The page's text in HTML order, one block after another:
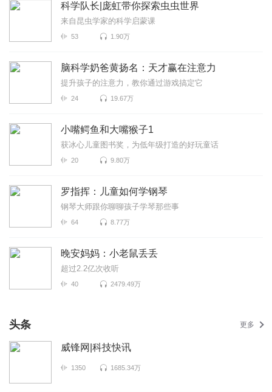
科学队长|庞虹带你探索虫虫世界
来自昆虫学家的科学启蒙课
53 1.90万
脑科学奶爸黄扬名：天才赢在注意力
提升孩子的注意力，教你通过游戏搞定它
24 19.67万
小嘴鳄鱼和大嘴猴子1
获冰心儿童图书奖，为低年级打造的好玩童话
20 9.80万
罗指挥：儿童如何学钢琴
钢琴大师跟你聊聊孩子学琴那些事
64 8.77万
晚安妈妈：小老鼠丢丢
超过2.2亿次收听
40 2479.49万
头条 更多
威锋网|科技快讯
1350 1685.34万